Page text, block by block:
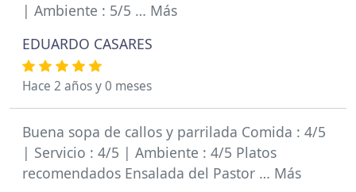
| Ambiente : 5/5 … Más
EDUARDO CASARES
Hace 2 años y 0 meses
Buena sopa de callos y parrilada Comida : 4/5
| Servicio : 4/5 | Ambiente : 4/5 Platos
recomendados Ensalada del Pastor … Más